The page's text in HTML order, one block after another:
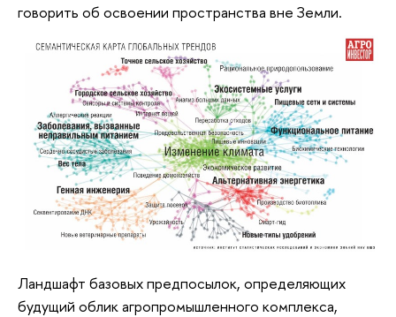
говорить об освоении пространства вне Земли.
Ландшафт базовых предпосылок, определяющих
будущий облик агропромышленного комплекса,